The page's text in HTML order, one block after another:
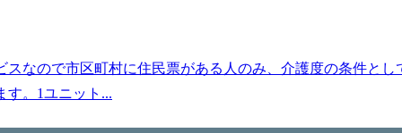
なので市区町村に住民票がある人のみ、介護度の条件とし
す。1ユニット...